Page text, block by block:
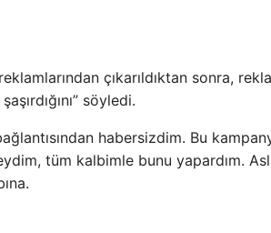
çıkarıldıktan sonra,
söyledi.
habersizdim. Bu
tüm kalbimle bunu yapardım.